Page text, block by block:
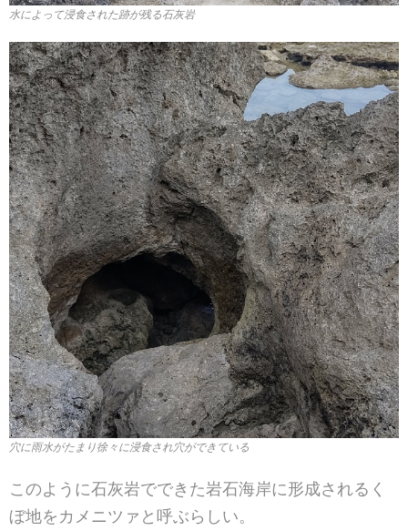
水によって浸食された跡が残る石灰岩
穴に雨水がたまり徐々に浸食され穴ができている
このように石灰岩でできた岩石海岸に形成されるく
ぼ地をカメニツァと呼ぶらしい。